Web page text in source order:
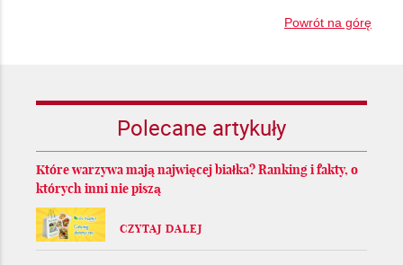
Powrót na górę
Polecane artykuły
Które warzywa mają najwięcej białka? Ranking i fakty, o
których inni nie piszą
CZYTAJ DALEJ